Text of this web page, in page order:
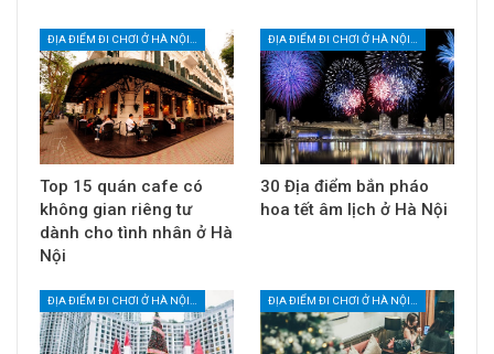
Top 15 quán cafe có
không gian riêng tư
dành cho tình nhân ở Hà
Nội
30 Địa điểm bắn pháo
hoa tết âm lịch ở Hà Nội